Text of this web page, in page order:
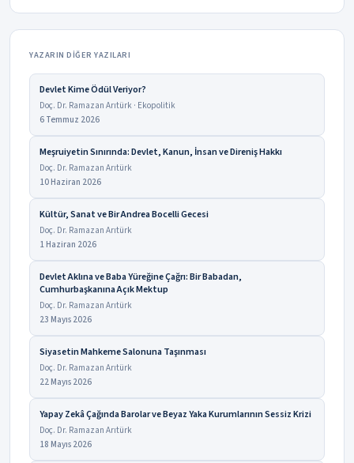
YAZARIN DIĞER YAZILARI
Devlet Kime Ödül Veriyor?
Doç. Dr. Ramazan Arıtürk · Ekopolitik
6 Temmuz 2026
Meşruiyetin Sınırında: Devlet, Kanun, İnsan ve Direniş Hakkı
Doç. Dr. Ramazan Arıtürk
10 Haziran 2026
Kültür, Sanat ve Bir Andrea Bocelli Gecesi
Doç. Dr. Ramazan Arıtürk
1 Haziran 2026
Devlet Aklına ve Baba Yüreğine Çağrı: Bir Babadan,
Cumhurbaşkanına Açık Mektup
Doç. Dr. Ramazan Arıtürk
23 Mayıs 2026
Siyasetin Mahkeme Salonuna Taşınması
Doç. Dr. Ramazan Arıtürk
22 Mayıs 2026
Yapay Zekâ Çağında Barolar ve Beyaz Yaka Kurumlarının Sessiz Krizi
Doç. Dr. Ramazan Arıtürk
18 Mayıs 2026